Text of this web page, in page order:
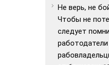
Не верь, не
Чтобы не
следует